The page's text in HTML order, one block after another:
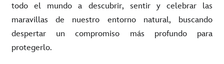
todo el mundo a descubrir, sentir y celebrar las
maravillas de nuestro entorno natural, buscando
despertar un compromiso más profundo para
protegerlo.